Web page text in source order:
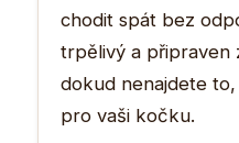
chodit spát bez
trpělivý a připraven
dokud nenajdete
pro vaši kočku.